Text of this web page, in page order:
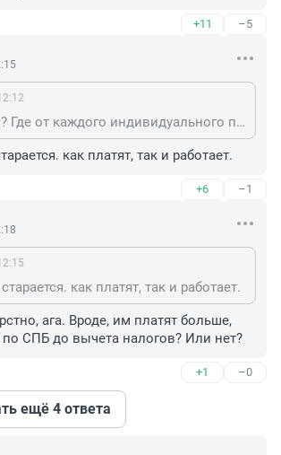
+11 –5
В Норвегии? Где от каждого индивидуального поселения на фьёрдах есть дорога к трассам? "Врать - это искусство"
как платят, так и работает.
+6 –1
как платят, так и работает.
ага. Вроде, им платят больше,
СПБ до вычета налогов? Или нет?
+1 –0
ещё 4 ответа